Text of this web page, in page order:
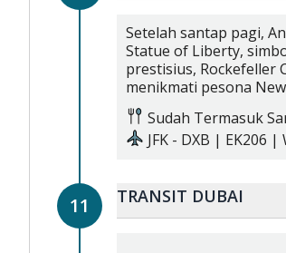
Setelah santap pagi,
Statue of Liberty,
prestisius, Rockefeller
menikmati pesona
Sudah Termasuk
JFK - DXB | EK206 |
11 TRANSIT DUBAI